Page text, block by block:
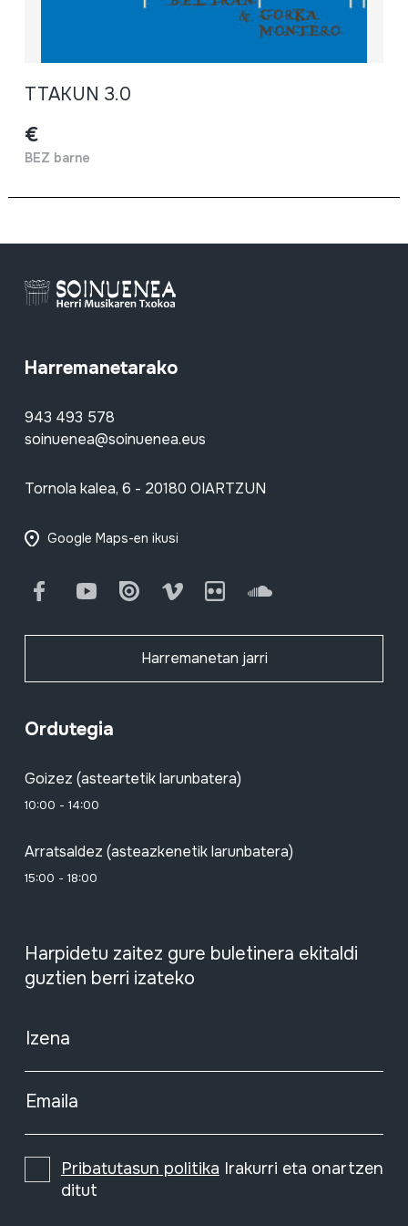
TTAKUN 3.0
€
BEZ barne
Harremanetarako
943 493 578
soinuenea@soinuenea.eus
Tornola kalea, 6 - 20180 OIARTZUN
Google Maps-en ikusi
FacebookYoutube Issuu Vimeo Flickr SoundCloud
Harremanetan jarri
Ordutegia
Goizez (asteartetik larunbatera)
10:00 - 14:00
Arratsaldez (asteazkenetik larunbatera)
15:00 - 18:00
Harpidetu zaitez gure buletinera ekitaldi
guztien berri izateko
Izena
Emaila
Pribatutasun politika Irakurri eta onartzen
ditut